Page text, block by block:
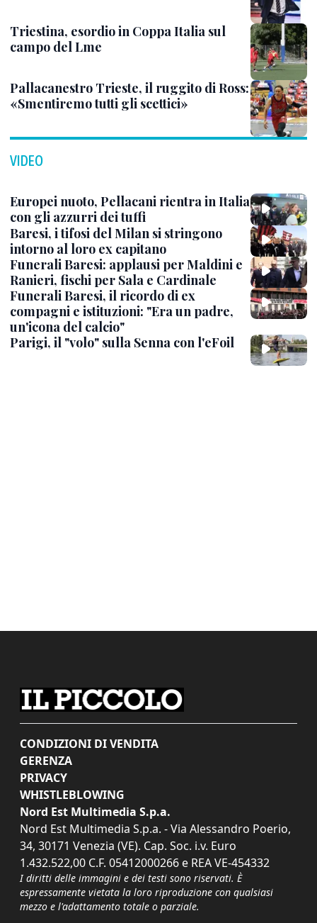
Triestina, esordio in Coppa Italia sul
campo del Lme
Pallacanestro Trieste, il ruggito di Ross:
«Smentiremo tutti gli scettici»
VIDEO
Europei nuoto, Pellacani rientra in Italia
con gli azzurri dei tuffi
Baresi, i tifosi del Milan si stringono
intorno al loro ex capitano
Funerali Baresi: applausi per Maldini e
Ranieri, fischi per Sala e Cardinale
Funerali Baresi, il ricordo di ex
compagni e istituzioni: "Era un padre,
un'icona del calcio"
Parigi, il "volo" sulla Senna con l'eFoil
CONDIZIONI DI VENDITA
GERENZA
PRIVACY
WHISTLEBLOWING
Nord Est Multimedia S.p.a.
Nord Est Multimedia S.p.a. - Via Alessandro Poerio,
34, 30171 Venezia (VE). Cap. Soc. i.v. Euro
1.432.522,00 C.F. 05412000266 e REA VE-454332
I diritti delle immagini e dei testi sono riservati. È
espressamente vietata la loro riproduzione con qualsiasi
mezzo e l'adattamento totale o parziale.